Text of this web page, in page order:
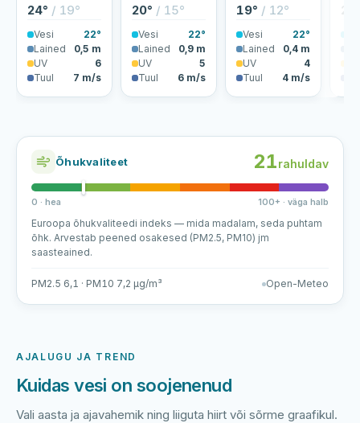
24° / 19°
Vesi
22°
Lained
0,5 m
UV
6
Tuul
7 m/s
20° / 15°
Vesi
22°
Lained
0,9 m
UV
5
Tuul
6 m/s
19° / 12°
Vesi
22°
Lained
0,4 m
UV
4
Tuul
4 m/s
Õhukvaliteet 21rahuldav
0 · hea 100+ · väga halb
Euroopa õhukvaliteedi indeks — mida madalam, seda puhtam
õhk. Arvestab peened osakesed (PM2.5, PM10) jm
saasteained.
PM2.5 6,1 · PM10 7,2 µg/m³ Open-Meteo
AJALUGU JA TREND
Kuidas vesi on soojenenud
Vali aasta ja ajavahemik ning liiguta hiirt või sõrme graafikul.